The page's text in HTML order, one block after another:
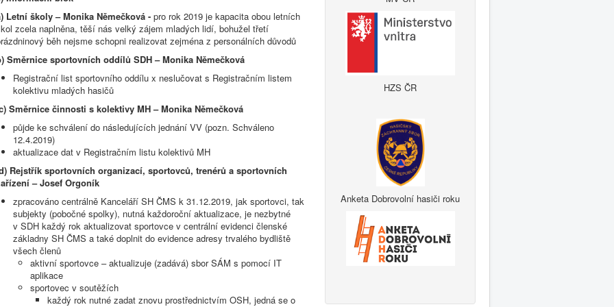
Letní školy – Monika Němečková - pro rok 2019 je kapacita obou letních
zcela naplněna, těší nás velký zájem mladých lidí, bohužel třetí
běh nejsme schopni realizovat zejména z personálních důvodů
Směrnice sportovních oddílů SDH – Monika Němečková
Registrační list sportovního oddílu x neslučovat s Registračním listem
kolektivu mladých hasičů
Směrnice činnosti s kolektivy MH – Monika Němečková
půjde ke schválení do následujících jednání VV (pozn. Schváleno
12.4.2019)
aktualizace dat v Registračním listu kolektivů MH
Rejstřík sportovních organizací, sportovců, trenérů a sportovních
– Josef Orgoník
zpracováno centrálně Kanceláří SH ČMS k 31.12.2019, jak sportovci, tak
subjekty (pobočné spolky), nutná každoroční aktualizace, je nezbytné
v SDH každý rok aktualizovat sportovce v centrální evidenci členské
základny SH ČMS a také doplnit do evidence adresy trvalého bydliště
všech členů
aktivní sportovce – aktualizuje (zadává) sbor SÁM s pomocí IT
aplikace
sportovec v soutěžích
každý rok nutné zadat znovu prostřednictvím OSH, jedná se o
HZS ČR
Anketa Dobrovolní hasiči roku